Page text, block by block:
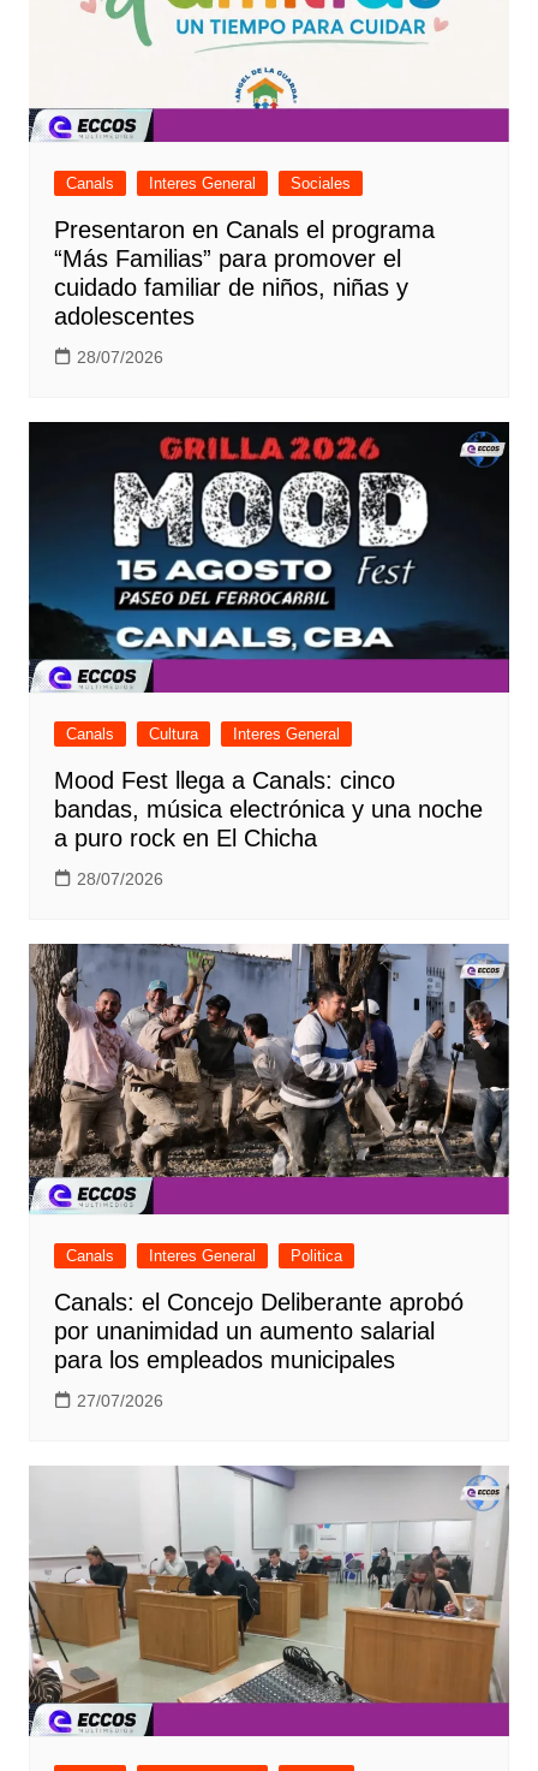
Canals Interes General Sociales
Presentaron en Canals el programa
“Más Familias” para promover el
cuidado familiar de niños, niñas y
adolescentes
28/07/2026
Canals Cultura Interes General
Mood Fest llega a Canals: cinco
bandas, música electrónica y una noche
a puro rock en El Chicha
28/07/2026
Canals Interes General Politica
Canals: el Concejo Deliberante aprobó
por unanimidad un aumento salarial
para los empleados municipales
27/07/2026